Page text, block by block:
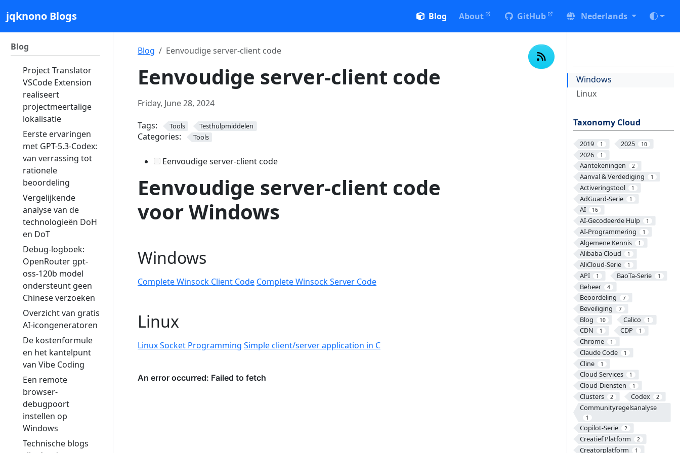
jqknono Blogs Blog About GitHub Nederlands
Blog
Project Translator
VSCode Extension
realiseert
projectmeertalige
lokalisatie
Eerste ervaringen
met GPT-5.3-Codex:
van verrassing tot
rationele
beoordeling
Vergelijkende
analyse van de
technologieën DoH
en DoT
Debug-logboek:
OpenRouter gpt-
oss-120b model
ondersteunt geen
Chinese verzoeken
Overzicht van gratis
AI-icongeneratoren
De kostenformule
en het kantelpunt
van Vibe Coding
Een remote
browser-
debugpoort
instellen op
Windows
Technische blogs
Windows
Linux
Taxonomy Cloud
2019 1 2025 10
2026 1
Aantekeningen 2
Aanval & Verdediging 1
Activeringstool 1
AdGuard-Serie 1
AI 16
AI-Gecodeerde Hulp 1
AI-Programmering 1
Algemene Kennis 1
Alibaba Cloud 1
AliCloud-Serie 1
API 1 BaoTa-Serie 1
Beheer 4
Beoordeling 7
Beveiliging 7
Blog 10 Calico 1
CDN 1 CDP 1
Chrome 1
Claude Code 1
Cline 1
Cloud Services 1
Cloud-Diensten 1
Clusters 2 Codex 2
Communityregelsanalyse
1
Copilot-Serie 2
Creatief Platform 2
Creatorplatform 1
Blog Eenvoudige server-client code
Eenvoudige server-client code
Friday, June 28, 2024
Tags:
Tools Testhulpmiddelen
Categories: Tools
Eenvoudige server-client code
Eenvoudige server-client code
voor Windows
Windows
Complete Winsock Client Code Complete Winsock Server Code
Linux
Linux Socket Programming Simple client/server application in C